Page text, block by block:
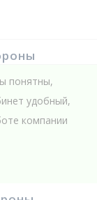
понятны,
удобный,
компании